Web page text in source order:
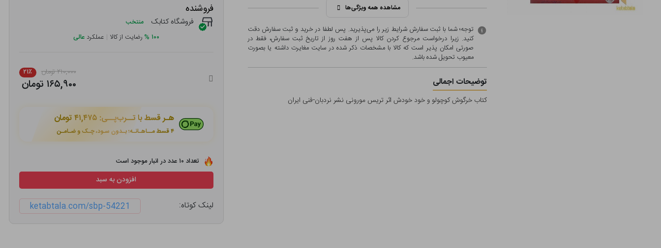
مشاهده همه ویژگی‌ها
توجه؛ شما با ثبت سفارش شرایط زیر را می‌پذیرید. پس لطفا در خرید و ثبت سفارش دقت
کنید. زیرا درخواست مرجوع کردن کالا پس از هفت روز از تاریخ ثبت سفارش، فقط در
صورتی امکان پذیر است که کالا با مشخصات ذکر شده در سایت مغایرت داشته یا بصورت
معيوب تحویل شده باشد.
توضیحات اجمالی
کتاب خرگوش کوچولو و خود خودش اثر تریس مورونی نشر نردبان-فنی ایران
فروشنده
فروشگاه کتابک منتخب
۱۰۰ % رضایت از کالا | عملکرد عالی
۲۱۰,۰۰۰ تومان ۲۱٪
۱۶۵,۹۰۰ تومان
هـر قسط با تــرب‌پــی: ۴۱,۴۷۵ تومان
۴ قسط مــاهـانـه؛ بـدون سـود، چـک و ضـامـن
تعداد ۱۰ عدد در انبار موجود است
افزودن به سبد
لینک کوتاه: ketabtala.com/sbp-54221